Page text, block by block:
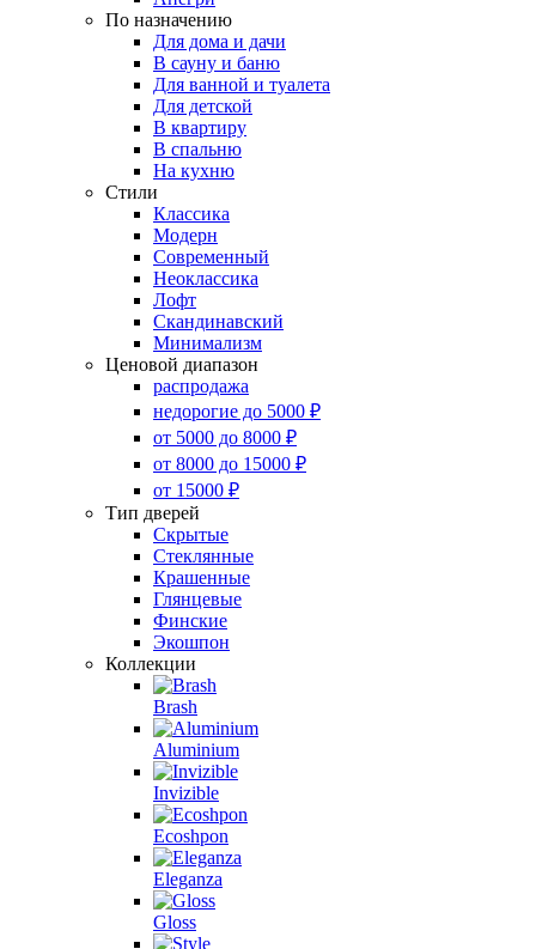
По назначению
Для дома и дачи
В сауну и баню
Для ванной и туалета
Для детской
В квартиру
В спальню
На кухню
Стили
Классика
Модерн
Современный
Неоклассика
Лофт
Скандинавский
Минимализм
Ценовой диапазон
распродажа
недорогие до 5000 ₽
от 5000 до 8000 ₽
от 8000 до 15000 ₽
от 15000 ₽
Тип дверей
Скрытые
Стеклянные
Крашенные
Глянцевые
Финские
Экошпон
Коллекции
Brash
Aluminium
Invizible
Ecoshpon
Eleganza
Gloss